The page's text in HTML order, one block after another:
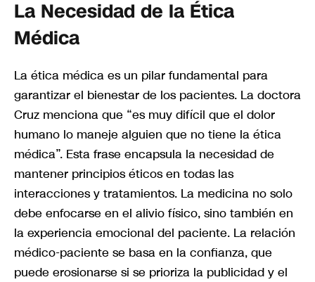
La Necesidad de la Ética
Médica
La ética médica es un pilar fundamental para
garantizar el bienestar de los pacientes. La doctora
Cruz menciona que “es muy difícil que el dolor
humano lo maneje alguien que no tiene la ética
médica”. Esta frase encapsula la necesidad de
mantener principios éticos en todas las
interacciones y tratamientos. La medicina no solo
debe enfocarse en el alivio físico, sino también en
la experiencia emocional del paciente. La relación
médico-paciente se basa en la confianza, que
puede erosionarse si se prioriza la publicidad y el